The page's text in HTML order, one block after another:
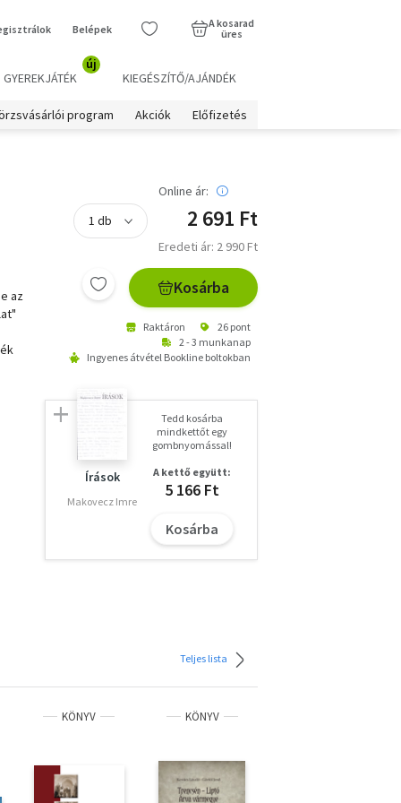
Belépek
A kosarad
üres
GYEREKJÁTÉK
új
KIEGÉSZÍTŐ/AJÁNDÉK
program Akciók Előfizetés
az
Online ár:
2 691 Ft
Eredeti ár: 2 990 Ft
Kosárba
Raktáron
26 pont
2 - 3 munkanap
Ingyenes átvétel Bookline boltokban
Írások
Makovecz Imre
Tedd kosárba
mindkettőt egy
gombnyomással!
A kettő együtt:
5 166 Ft
Kosárba
Teljes lista
KÖNYV KÖNYV